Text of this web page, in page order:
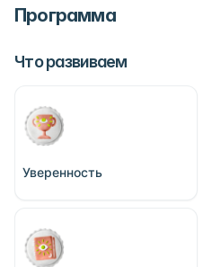
Программа
Что развиваем
Уверенность